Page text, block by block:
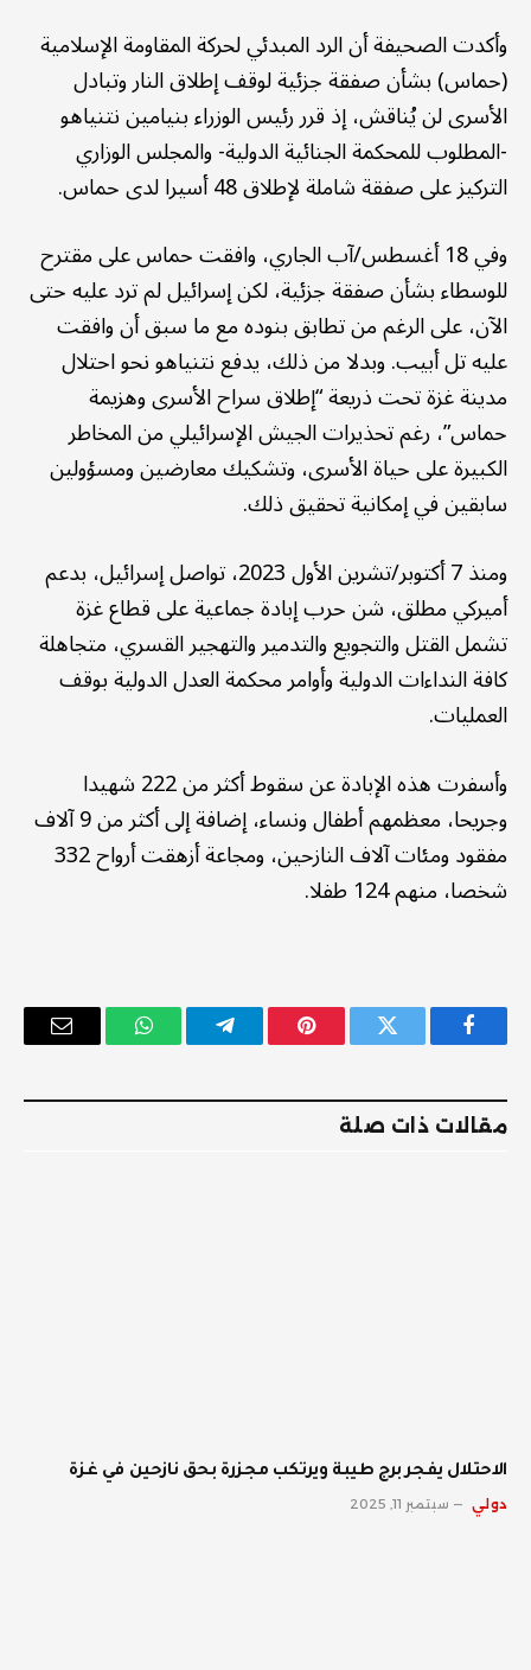
وأكدت الصحيفة أن الرد المبدئي لحركة المقاومة الإسلامية
(حماس) بشأن صفقة جزئية لوقف إطلاق النار وتبادل
الأسرى لن يُناقش، إذ قرر رئيس الوزراء بنيامين نتنياهو
-المطلوب للمحكمة الجنائية الدولية- والمجلس الوزاري
التركيز على صفقة شاملة لإطلاق 48 أسيرا لدى حماس.
وفي 18 أغسطس/آب الجاري، وافقت حماس على مقترح
للوسطاء بشأن صفقة جزئية، لكن إسرائيل لم ترد عليه حتى
الآن، على الرغم من تطابق بنوده مع ما سبق أن وافقت
عليه تل أبيب. وبدلا من ذلك، يدفع نتنياهو نحو احتلال
مدينة غزة تحت ذريعة “إطلاق سراح الأسرى وهزيمة
حماس”، رغم تحذيرات الجيش الإسرائيلي من المخاطر
الكبيرة على حياة الأسرى، وتشكيك معارضين ومسؤولين
سابقين في إمكانية تحقيق ذلك.
ومنذ 7 أكتوبر/تشرين الأول 2023، تواصل إسرائيل، بدعم
أميركي مطلق، شن حرب إبادة جماعية على قطاع غزة
تشمل القتل والتجويع والتدمير والتهجير القسري، متجاهلة
كافة النداءات الدولية وأوامر محكمة العدل الدولية بوقف
العمليات.
وأسفرت هذه الإبادة عن سقوط أكثر من 222 شهيدا
وجريحا، معظمهم أطفال ونساء، إضافة إلى أكثر من 9 آلاف
مفقود ومئات آلاف النازحين، ومجاعة أزهقت أرواح 332
شخصا، منهم 124 طفلا.
فيسبوك تويتر بينتيريستتيلقرام واتساب
البريد
مقالات ذات صلة
الاحتلال يفجر برج طيبة ويرتكب مجزرة بحق نازحين في غزة
دولي سبتمبر 11, 2025